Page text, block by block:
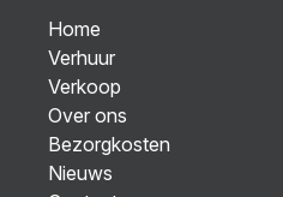
Home
Verhuur
Verkoop
Over ons
Bezorgkosten
Nieuws